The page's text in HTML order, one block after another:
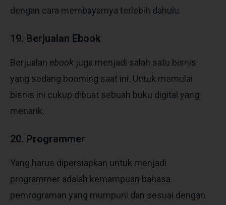
dengan cara membayarnya terlebih dahulu.
19. Berjualan Ebook
Berjualan ebook juga menjadi salah satu bisnis
yang sedang booming saat ini. Untuk memulai
bisnis ini cukup dibuat sebuah buku digital yang
menarik.
20. Programmer
Yang harus dipersiapkan untuk menjadi
programmer adalah kemampuan bahasa
pemrograman yang mumpuni dan sesuai dengan